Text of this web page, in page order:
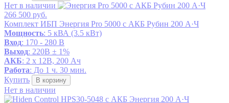
Нет в наличии
266 500 руб.
Комплект ИБП Энергия Pro 5000 с АКБ Рубин 200 А·Ч
Мощность: 5 кВА (3.5 кВт)
Вход: 170 - 280 В
Выход: 220В ± 1%
АКБ: 2 x 12В, 200 Ач
Работа: До 1 ч. 30 мин.
Купить
В корзину
Нет в наличии